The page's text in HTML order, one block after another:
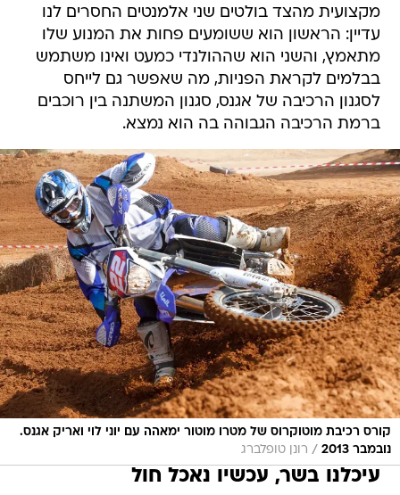
מקצועית מהצד בולטים שני אלמנטים החסרים לנו
עדיין: הראשון הוא ששומעים פחות את המנוע שלו
מתאמץ, והשני הוא שההולנדי כמעט ואינו משתמש
בבלמים לקראת הפניות, מה שאפשר גם לייחס
לסגנון הרכיבה של אגנס, סגנון המשתנה בין רוכבים
ברמת הרכיבה הגבוהה בה הוא נמצא.
קורס רכיבת מוטוקרוס של מטרו מוטור ימאהה עם יוני לוי ואריק אגנס.
נובמבר 2013
/ רונן טופלברג
עיכלנו בשר, עכשיו נאכל חול